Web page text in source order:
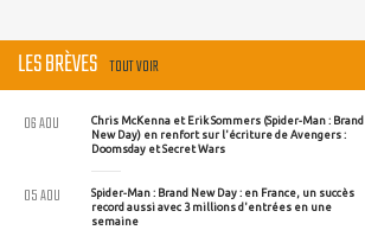
LES BRÈVES TOUT VOIR
Chris McKenna et Erik Sommers (Spider-Man : Brand
New Day) en renfort sur l'écriture de Avengers :
Doomsday et Secret Wars
06 AOU
Spider-Man : Brand New Day : en France, un succès
record aussi avec 3 millions d'entrées en une
semaine
05 AOU